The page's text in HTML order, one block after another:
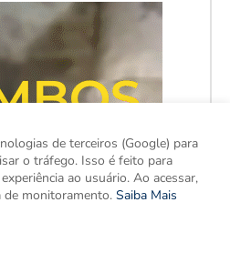
de terceiros (Google) para
o tráfego. Isso é feito para
ao usuário. Ao acessar,
de monitoramento. Saiba Mais